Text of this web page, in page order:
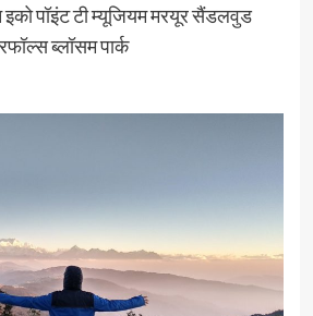
पॉइंट टी म्यूजियम मरयूर सैंडलवुड
ब्लॉसम पार्क